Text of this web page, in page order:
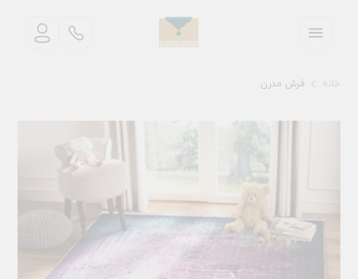
خانه فرش مدرن